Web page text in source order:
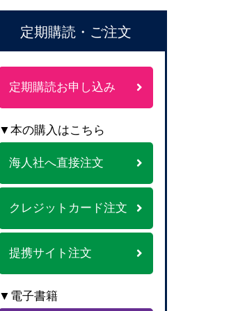
定期購読・ご注文
定期購読お申し込み
▼本の購入はこちら
海人社へ直接注文
クレジットカード注文
提携サイト注文
▼電子書籍